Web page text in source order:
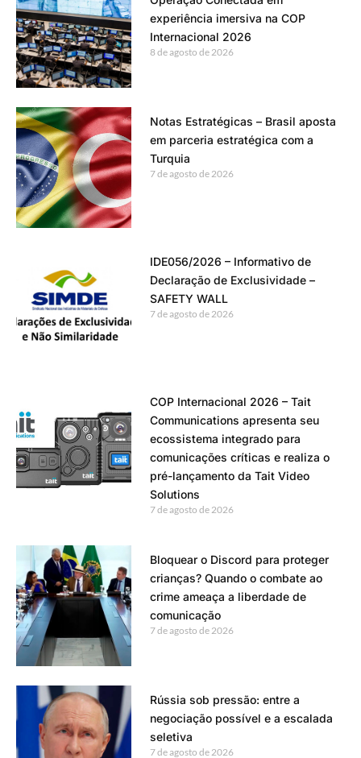
experiência imersiva na COP
Internacional 2026
8 de agosto de 2026
Notas Estratégicas – Brasil aposta
em parceria estratégica com a
Turquia
7 de agosto de 2026
IDE056/2026 – Informativo de
Declaração de Exclusividade –
SAFETY WALL
7 de agosto de 2026
COP Internacional 2026 – Tait
Communications apresenta seu
ecossistema integrado para
comunicações críticas e realiza o
pré-lançamento da Tait Video
Solutions
7 de agosto de 2026
Bloquear o Discord para proteger
crianças? Quando o combate ao
crime ameaça a liberdade de
comunicação
7 de agosto de 2026
Rússia sob pressão: entre a
negociação possível e a escalada
seletiva
7 de agosto de 2026